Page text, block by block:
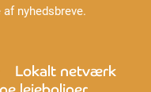
nyhedsbreve.
Lokalt netværk